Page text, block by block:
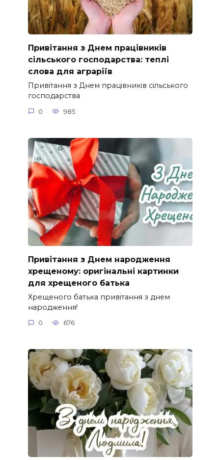
Привітання з Днем працівників
сільського господарства: теплі
слова для аграріїв
Привітання з Днем працівників сільського
господарства
0 985
Привітання з Днем народження
хрещеному: оригінальні картинки
для хрещеного батька
Хрещеного батька привітання з днем
народження!
0 676